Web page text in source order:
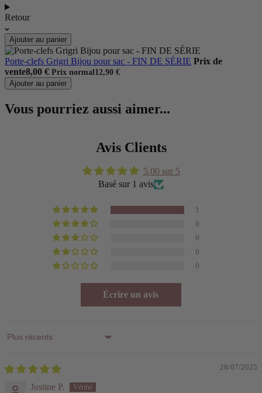
Retour
Ajouter au panier
Porte-clefs Grigri Bijou pour sac - FIN DE SÉRIE Prix de
vente8,00 € Prix normal12,90 €
Ajouter au panier
Vous pourriez aussi aimer...
Avis Clients
5.00 sur 5
Basé sur 1 avis
1
0
0
0
0
Écrire un avis
Sort by
28/07/2025
Justine P.